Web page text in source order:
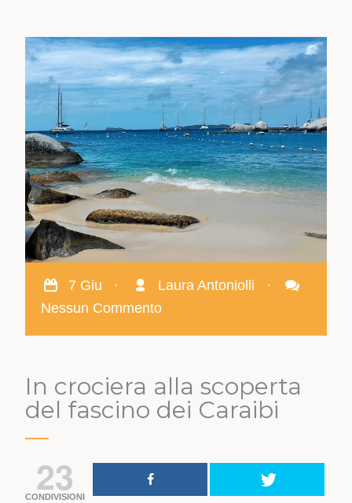
7 Giu · Laura Antoniolli
·
Nessun Commento
In crociera alla scoperta
del fascino dei Caraibi
23
CONDIVISIONI